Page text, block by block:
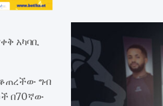
አካባቢ
ግብ
በ70ኛው